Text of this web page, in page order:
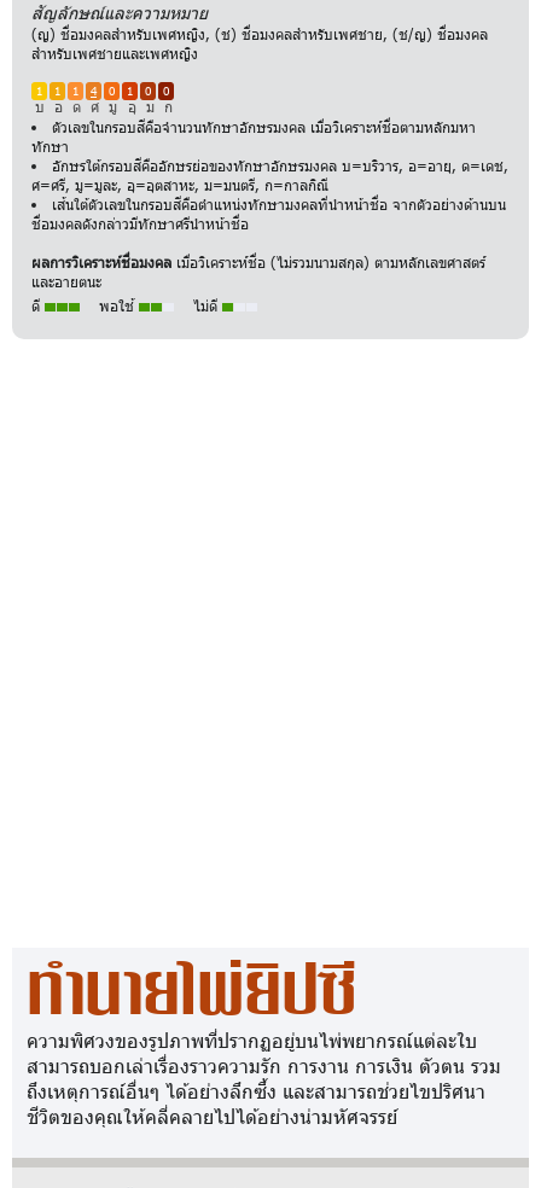
สัญลักษณ์และความหมาย
(ญ) ชื่อมงคลสำหรับเพศหญิง, (ช) ชื่อมงคลสำหรับเพศชาย, (ช/ญ) ชื่อมงคล
สำหรับเพศชายและเพศหญิง
1 1 1 4 0 1 0 0
บ อ ด ศ มู อุ ม ก
ตัวเลขในกรอบสีคือจำนวนทักษาอักษรมงคล เมื่อวิเคราะห์ชื่อตามหลักมหา
ทักษา
อักษรใต้กรอบสีคืออักษรย่อของทักษาอักษรมงคล บ=บริวาร, อ=อายุ, ด=เดช,
ศ=ศรี, มู=มูละ, อุ=อุตสาหะ, ม=มนตรี, ก=กาลกิณี
เส้นใต้ตัวเลขในกรอบสีคือตำแหน่งทักษามงคลที่นำหน้าชื่อ จากตัวอย่างด้านบน
ชื่อมงคลดังกล่าวมีทักษาศรีนำหน้าชื่อ
ผลการวิเคราะห์ชื่อมงคล เมื่อวิเคราะห์ชื่อ (ไม่รวมนามสกุล) ตามหลักเลขศาสตร์
และอายตนะ
ดี
พอใช้ ไม่ดี
ทำนายไพ่ยิปซี
ความพิศวงของรูปภาพที่ปรากฏอยู่บนไพ่พยากรณ์แต่ละใบ
สามารถบอกเล่าเรื่องราวความรัก การงาน การเงิน ตัวตน รวม
ถึงเหตุการณ์อื่นๆ ได้อย่างลึกซึ้ง และสามารถช่วยไขปริศนา
ชีวิตของคุณให้คลี่คลายไปได้อย่างน่ามหัศจรรย์